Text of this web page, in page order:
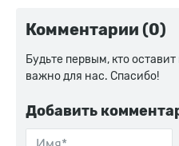
Комментарии (0)
Будьте первым, кто
важно для нас. Спасибо!
Добавить